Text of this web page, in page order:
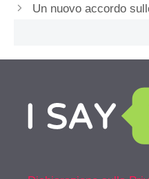
Un nuovo accordo